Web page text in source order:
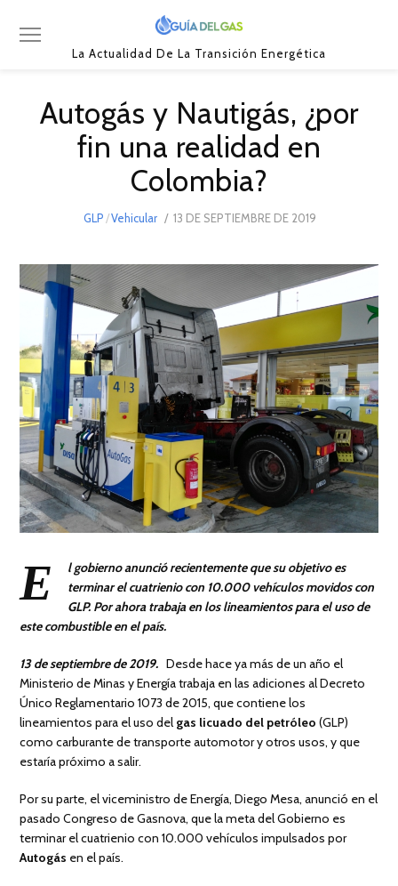
La Actualidad De La Transición Energética
Autogás y Nautigás, ¿por
fin una realidad en
Colombia?
GLP /Vehicular
POSTED
13 DE SEPTIEMBRE DE 2019
DE
E
l gobierno anunció recientemente que su objetivo es
terminar el cuatrienio con 10.000 vehículos movidos con
GLP. Por ahora trabaja en los lineamientos para el uso de
este combustible en el país.
13 de septiembre de 2019. Desde hace ya más de un año el
Ministerio de Minas y Energía trabaja en las adiciones al Decreto
Único Reglamentario 1073 de 2015, que contiene los
lineamientos para el uso del gas licuado del petróleo (GLP)
como carburante de transporte automotor y otros usos, y que
estaría próximo a salir.
Por su parte, el viceministro de Energía, Diego Mesa, anunció en el
pasado Congreso de Gasnova, que la meta del Gobierno es
terminar el cuatrienio con 10.000 vehículos impulsados por
Autogás en el país.